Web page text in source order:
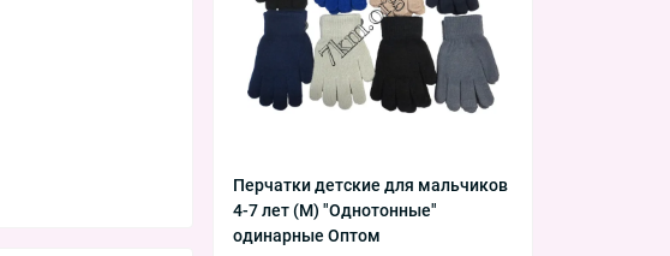
Перчатки детские для мальчиков
4-7 лет (M) "Однотонные"
одинарные Оптом